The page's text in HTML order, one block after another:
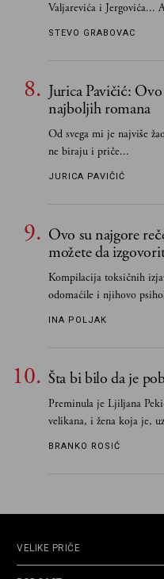
Valjarevića i Jergovića...
STEVO GRABOVAC
Jurica Pavičić:
najboljih romana
Od svega mi je najviše
ne biraju i priče...
JURICA PAVIČIĆ
Ovo su najgore
možete da
Kompilacija toksičnih
odomaćile i njihovo
INA POLJAK
Šta bi bilo da je
Preminula je Ljiljana
velikana, i žena koja je,
vodila računa o
BRANKO ROSIĆ
VELIKE PRIČE